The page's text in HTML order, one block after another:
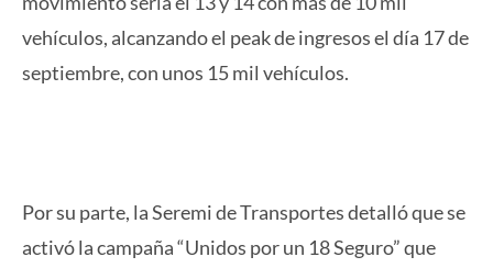
vehículos, alcanzando el peak de ingresos el día 17 de
septiembre, con unos 15 mil vehículos.
Por su parte, la Seremi de Transportes detalló que se
activó la campaña “Unidos por un 18 Seguro” que